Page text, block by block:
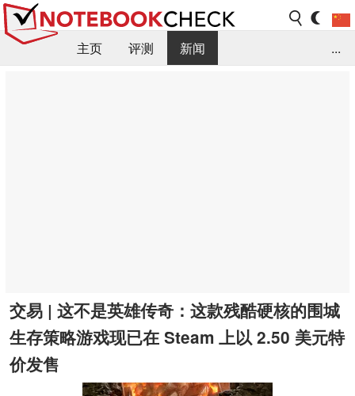
主页 评测
新闻
...
交易 | 这不是英雄传奇：这款残酷硬核的围城
生存策略游戏现已在 Steam 上以 2.50 美元特
价发售